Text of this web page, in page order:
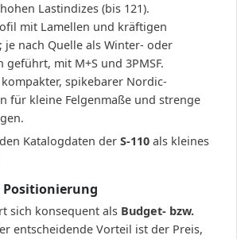
Lastindizes (bis 121).
mit Lamellen und kräftigen
je nach Quelle als Winter- oder
geführt, mit M+S und 3PMSF.
spikebarer Nordic-
für kleine Felgenmaße und strenge
Katalogdaten der S-110 als kleines
sich konsequent als Budget- bzw.
entscheidende Vorteil ist der Preis,